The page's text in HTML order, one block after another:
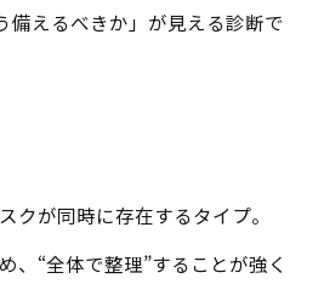
備えるべきか」が見える診断で
クが同時に存在するタイプ。
、“全体で整理”することが強く